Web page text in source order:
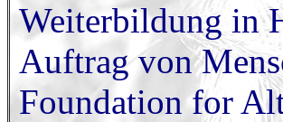
Weiterbildung in
Auftrag von
Foundation for